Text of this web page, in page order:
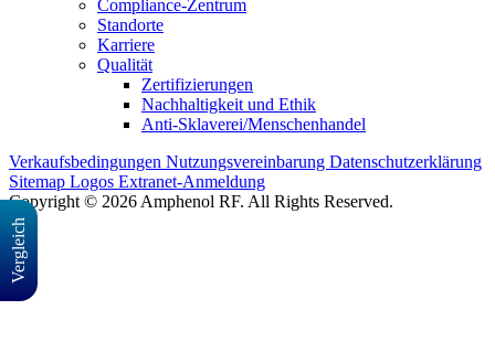
Vergleich
Compliance-Zentrum
Standorte
Karriere
Qualität
Zertifizierungen
Nachhaltigkeit und Ethik
Anti-Sklaverei/Menschenhandel
Verkaufsbedingungen Nutzungsvereinbarung Datenschutzerklärung
Sitemap Logos Extranet-Anmeldung
Copyright © 2026 Amphenol RF. All Rights Reserved.